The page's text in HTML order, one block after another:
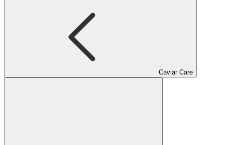
Caviar Care